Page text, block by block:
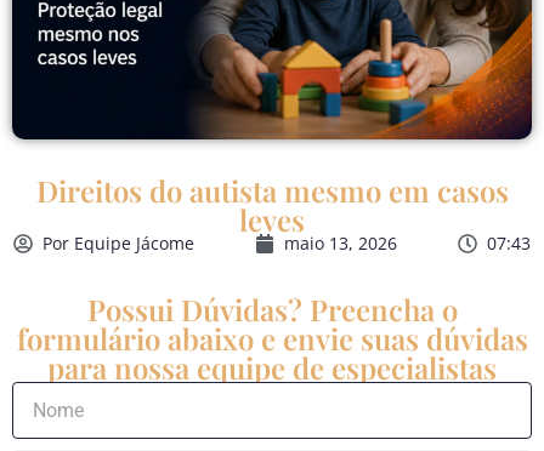
Direitos do autista mesmo em casos
leves
Por Equipe Jácome maio 13, 2026 07:43
Possui Dúvidas? Preencha o
formulário abaixo e envie suas dúvidas
para nossa equipe de especialistas